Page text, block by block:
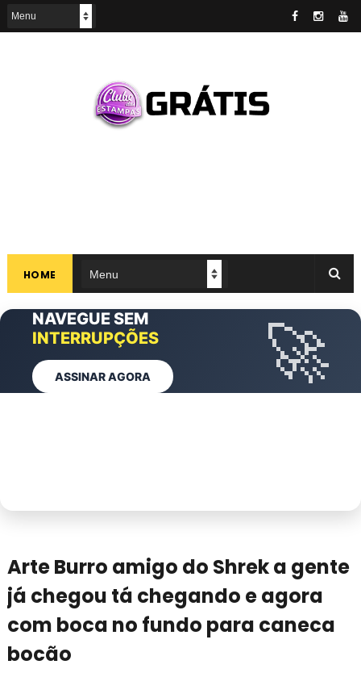
HOME
QUERO REMOVER AGORA
CLUBE DAS
ESTAMPAS
ASSINAR CLUBE
NAVEGUE SEM
INTERRUPÇÕES
ASSINAR AGORA 🚀
ARTESEXCLUSIVAS
VER AGORA
Arte Burro amigo do Shrek a gente
já chegou tá chegando e agora
com boca no fundo para caneca
bocão